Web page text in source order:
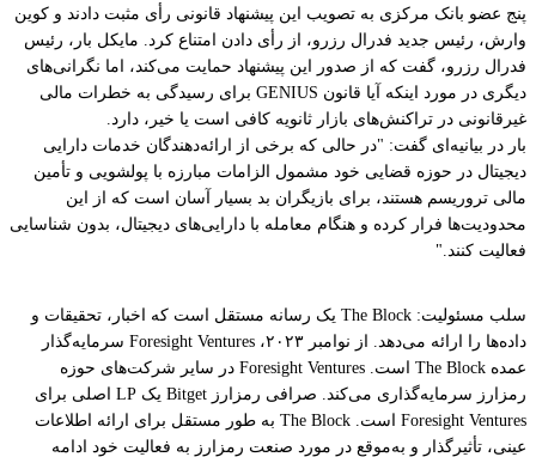
پنج عضو بانک مرکزی به تصویب این پیشنهاد قانونی رأی مثبت دادند و کوین
وارش، رئیس جدید فدرال رزرو، از رأی دادن امتناع کرد. مایکل بار، رئیس
فدرال رزرو، گفت که از صدور این پیشنهاد حمایت می‌کند، اما نگرانی‌های
دیگری در مورد اینکه آیا قانون GENIUS برای رسیدگی به خطرات مالی
غیرقانونی در تراکنش‌های بازار ثانویه کافی است یا خیر، دارد.
بار در بیانیه‌ای گفت: "در حالی که برخی از ارائه‌دهندگان خدمات دارایی
دیجیتال در حوزه قضایی خود مشمول الزامات مبارزه با پولشویی و تأمین
مالی تروریسم هستند، برای بازیگران بد بسیار آسان است که از این
محدودیت‌ها فرار کرده و هنگام معامله با دارایی‌های دیجیتال، بدون شناسایی
فعالیت کنند."
سلب مسئولیت: The Block یک رسانه مستقل است که اخبار، تحقیقات و
داده‌ها را ارائه می‌دهد. از نوامبر ۲۰۲۳، Foresight Ventures سرمایه‌گذار
عمده The Block است. Foresight Ventures در سایر شرکت‌های حوزه
رمزارز سرمایه‌گذاری می‌کند. صرافی رمزارز Bitget یک LP اصلی برای
Foresight Ventures است. The Block به طور مستقل برای ارائه اطلاعات
عینی، تأثیرگذار و به‌موقع در مورد صنعت رمزارز به فعالیت خود ادامه